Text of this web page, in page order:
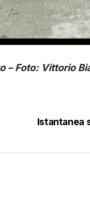
– Foto: Vittorio
Istantanea